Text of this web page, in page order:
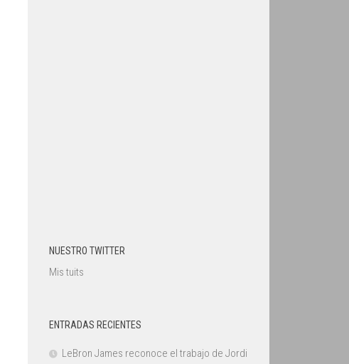
NUESTRO TWITTER
Mis tuits
ENTRADAS RECIENTES
LeBron James reconoce el trabajo de Jordi